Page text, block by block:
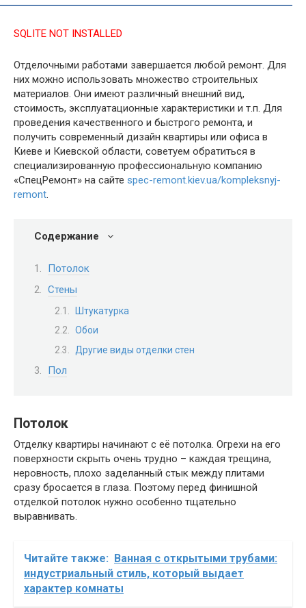
SQLITE NOT INSTALLED
Отделочными работами завершается любой ремонт. Для
них можно использовать множество строительных
материалов. Они имеют различный внешний вид,
стоимость, эксплуатационные характеристики и т.п. Для
проведения качественного и быстрого ремонта, и
получить современный дизайн квартиры или офиса в
Киеве и Киевской области, советуем обратиться в
специализированную профессиональную компанию
«СпецРемонт» на сайте spec-remont.kiev.ua/kompleksnyj-
remont.
Содержание
Потолок
Стены
Штукатурка
Обои
Другие виды отделки стен
Пол
Потолок
Отделку квартиры начинают с её потолка. Огрехи на его
поверхности скрыть очень трудно – каждая трещина,
неровность, плохо заделанный стык между плитами
сразу бросается в глаза. Поэтому перед финишной
отделкой потолок нужно особенно тщательно
выравнивать.
Читайте также: Ванная с открытыми трубами:
индустриальный стиль, который выдает
характер комнаты